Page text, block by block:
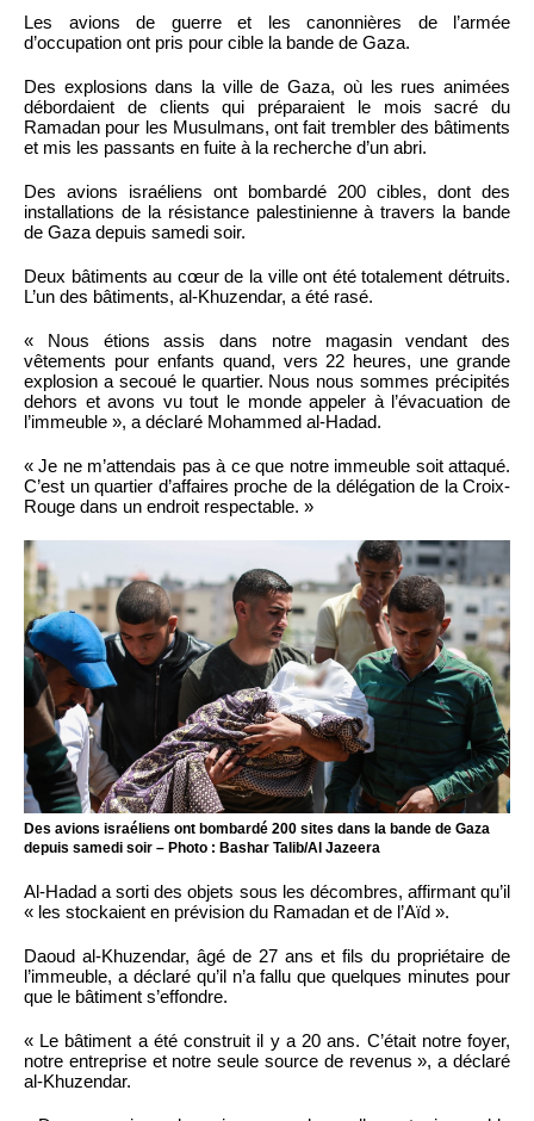
Les avions de guerre et les canonnières de l’armée
d’occupation ont pris pour cible la bande de Gaza.
Des explosions dans la ville de Gaza, où les rues animées
débordaient de clients qui préparaient le mois sacré du
Ramadan pour les Musulmans, ont fait trembler des bâtiments
et mis les passants en fuite à la recherche d’un abri.
Des avions israéliens ont bombardé 200 cibles, dont des
installations de la résistance palestinienne à travers la bande
de Gaza depuis samedi soir.
Deux bâtiments au cœur de la ville ont été totalement détruits.
L’un des bâtiments, al-Khuzendar, a été rasé.
« Nous étions assis dans notre magasin vendant des
vêtements pour enfants quand, vers 22 heures, une grande
explosion a secoué le quartier. Nous nous sommes précipités
dehors et avons vu tout le monde appeler à l’évacuation de
l’immeuble », a déclaré Mohammed al-Hadad.
« Je ne m’attendais pas à ce que notre immeuble soit attaqué.
C’est un quartier d’affaires proche de la délégation de la Croix-
Rouge dans un endroit respectable. »
Des avions israéliens ont bombardé 200 sites dans la bande de Gaza
depuis samedi soir – Photo : Bashar Talib/Al Jazeera
Al-Hadad a sorti des objets sous les décombres, affirmant qu’il
« les stockaient en prévision du Ramadan et de l’Aïd ».
Daoud al-Khuzendar, âgé de 27 ans et fils du propriétaire de
l’immeuble, a déclaré qu’il n’a fallu que quelques minutes pour
que le bâtiment s’effondre.
« Le bâtiment a été construit il y a 20 ans. C’était notre foyer,
notre entreprise et notre seule source de revenus », a déclaré
al-Khuzendar.